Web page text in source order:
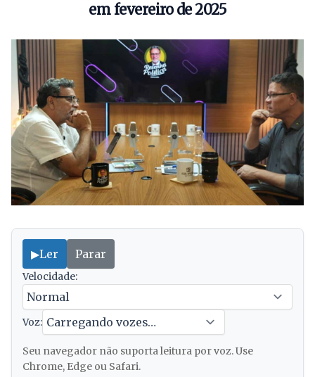
em fevereiro de 2025
▶Ler Parar
Velocidade:
Voz:
Seu navegador não suporta leitura por voz. Use
Chrome, Edge ou Safari.